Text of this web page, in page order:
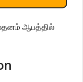
ஆபத்தில்